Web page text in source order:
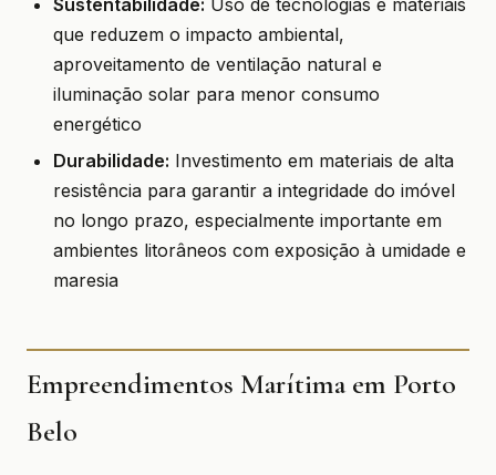
Sustentabilidade: Uso de tecnologias e materiais
que reduzem o impacto ambiental,
aproveitamento de ventilação natural e
iluminação solar para menor consumo
energético
Durabilidade: Investimento em materiais de alta
resistência para garantir a integridade do imóvel
no longo prazo, especialmente importante em
ambientes litorâneos com exposição à umidade e
maresia
Empreendimentos Marítima em Porto
Belo